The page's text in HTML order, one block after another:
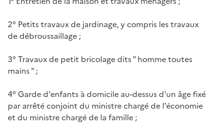
2° Petits travaux de jardinage, y compris les travaux
de débroussaillage ;
3° Travaux de petit bricolage dits " homme toutes
mains " ;
4° Garde d'enfants à domicile au-dessus d'un âge fixé
par arrêté conjoint du ministre chargé de l'économie
et du ministre chargé de la famille ;